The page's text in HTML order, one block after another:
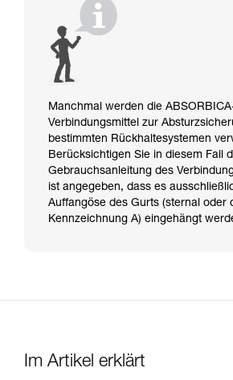
Manchmal werden die
Verbindungsmittel zur
bestimmten Rückhaltesystemen
Berücksichtigen Sie in diesem Fall
Gebrauchsanleitung des
ist angegeben, dass es
Auffangöse des Gurts (sternal oder
Kennzeichnung A) eingehängt
Im Artikel erklärt